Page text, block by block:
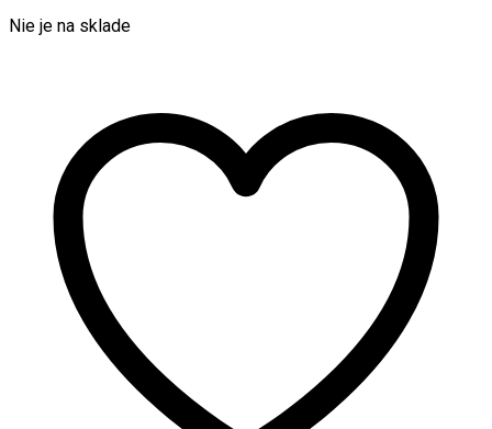
Nie je na sklade